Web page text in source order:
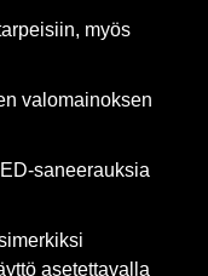
myös
valomainoksen
saneerauksia
asetettavalla